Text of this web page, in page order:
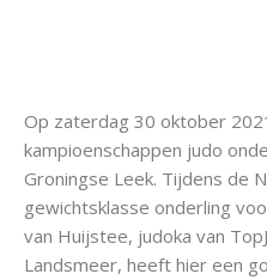
Op zaterdag 30 oktober
kampioenschappen judo
Groningse Leek. Tijdens de
gewichtsklasse onderling
van Huijstee, judoka van
Landsmeer, heeft hier een